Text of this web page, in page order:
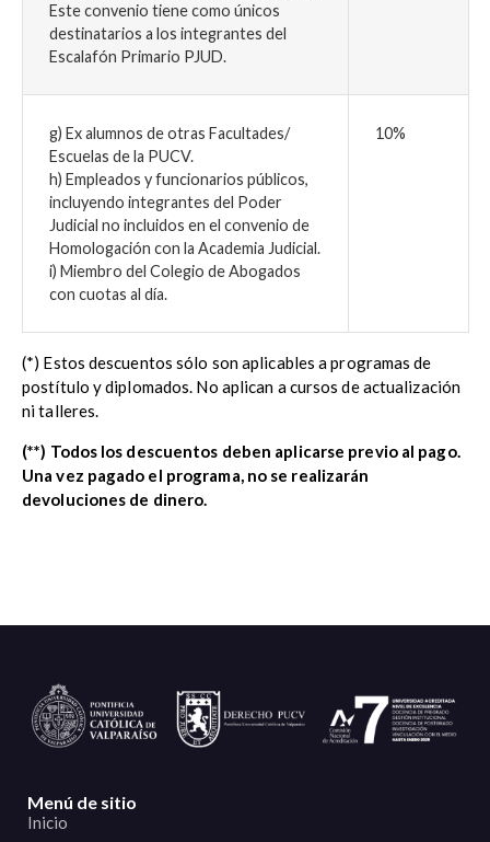
Este convenio tiene como únicos
destinatarios a los integrantes del
Escalafón Primario PJUD.
g) Ex alumnos de otras Facultades/
Escuelas de la PUCV.
h) Empleados y funcionarios públicos,
incluyendo integrantes del Poder
Judicial no incluidos en el convenio de
Homologación con la Academia Judicial.
i) Miembro del Colegio de Abogados
con cuotas al día.
10%
(*) Estos descuentos sólo son aplicables a programas de
postítulo y diplomados. No aplican a cursos de actualización
ni talleres.
(**) Todos los descuentos deben aplicarse previo al pago.
Una vez pagado el programa, no se realizarán
devoluciones de dinero.
Menú de sitio
Inicio